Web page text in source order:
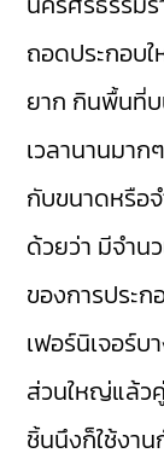
ถอดประกอบ
ยาก กินพื้นที่บ
เวลานานมา
กับขนาดหรือ
ด้วยว่า มีจำน
ของการประก
เฟอร์นิเจอร์
ส่วนใหญ่แล้ว
ชิ้นนึงก็ใช้งา